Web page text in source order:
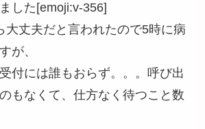
した[emoji:v-356]
大丈夫だと言われたので5時に病
が、
付には誰もおらず。。。呼び出
もなくて、仕方なく待つこと数